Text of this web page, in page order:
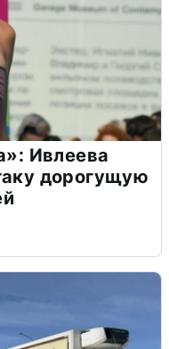
Ивлеева
дорогущую